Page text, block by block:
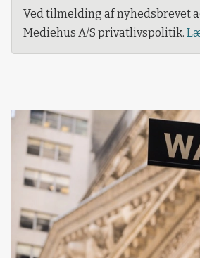
Ved tilmelding af nyhedsbrevet
Mediehus A/S privatlivspolitik.